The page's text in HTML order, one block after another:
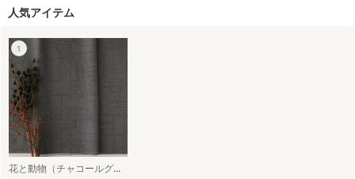
人気アイテム
花と動物（チャコールグレー）